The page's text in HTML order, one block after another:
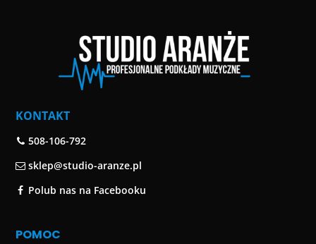
KONTAKT
508-106-792
sklep@studio-aranze.pl
Polub nas na Facebooku
POMOC